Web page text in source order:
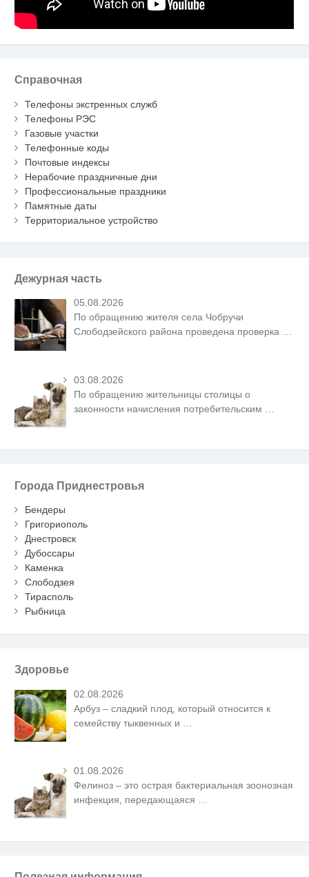
Справочная
Телефоны экстренных служб
Телефоны РЭС
Газовые участки
Телефонные коды
Почтовые индексы
Нерабочие праздничные дни
Профессиональные праздники
Памятные даты
Территориальное устройство
Дежурная часть
05.08.2026
По обращению жителя села Чобручи
Слободзейского района проведена проверка …
03.08.2026
По обращению жительницы столицы о
законности начисления потребительским
Города Приднестровья
Бендеры
Григориополь
Днестровск
Дубоссары
Каменка
Слободзея
Тирасполь
Рыбница
Здоровье
02.08.2026
Арбуз – сладкий плод, который относится к
семейству тыквенных и
01.08.2026
Фелиноз – это острая бактериальная зоонозная
инфекция, передающаяся